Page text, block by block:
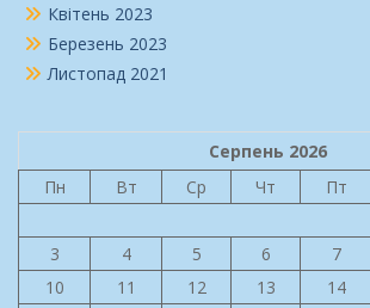
Квітень 2023
Березень 2023
Листопад 2021
Серпень 2026
Пн
Вт Ср Чт Пт
3
4 5 6 7
10
11 12 13 14